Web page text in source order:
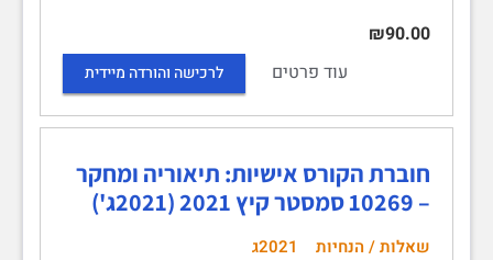
₪90.00
עוד פרטים
לרכישה והורדה מיידית
חוברת הקורס אישיות: תיאוריה ומחקר
– 10269 סמסטר קיץ 2021 (2021ג')
שאלות / הנחיות 2021ג